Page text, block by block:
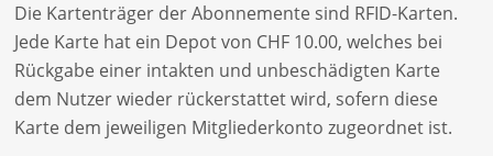
Die Kartenträger der Abonnemente sind RFID-Karten.
Jede Karte hat ein Depot von CHF 10.00, welches bei
Rückgabe einer intakten und unbeschädigten Karte
dem Nutzer wieder rückerstattet wird, sofern diese
Karte dem jeweiligen Mitgliederkonto zugeordnet ist.